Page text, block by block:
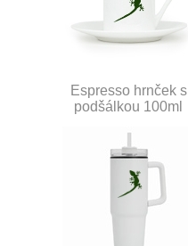
Espresso hrnček s
podšálkou 100ml